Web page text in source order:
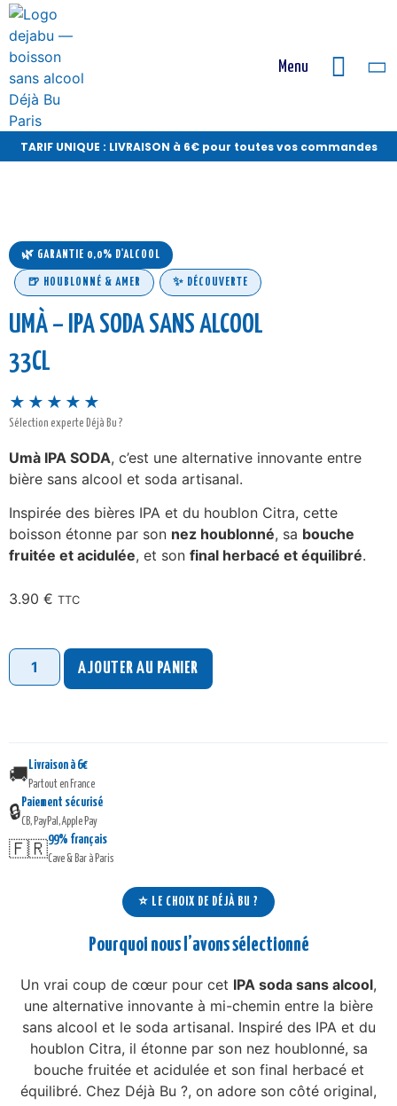
Menu
TARIF UNIQUE : LIVRAISON à 6€ pour toutes vos commandes
🌿 GARANTIE 0,0% D'ALCOOL
🍺 HOUBLONNÉ & AMER ✨ DÉCOUVERTE
UMÀ – IPA SODA SANS ALCOOL
33CL
★★★★★
Sélection experte Déjà Bu ?
Umà IPA SODA, c’est une alternative innovante entre
bière sans alcool et soda artisanal.
Inspirée des bières IPA et du houblon Citra, cette
boisson étonne par son nez houblonné, sa bouche
fruitée et acidulée, et son final herbacé et équilibré.
3.90 € TTC
AJOUTER AU PANIER
🚚
Livraison à 6€
Partout en France
🔒
Paiement sécurisé
CB, PayPal, Apple Pay
🇫🇷
99% français
Cave & Bar à Paris
⭐ LE CHOIX DE DÉJÀ BU ?
Pourquoi nous l’avons sélectionné
Un vrai coup de cœur pour cet IPA soda sans alcool,
une alternative innovante à mi-chemin entre la bière
sans alcool et le soda artisanal. Inspiré des IPA et du
houblon Citra, il étonne par son nez houblonné, sa
bouche fruitée et acidulée et son final herbacé et
équilibré. Chez Déjà Bu ?, on adore son côté original,